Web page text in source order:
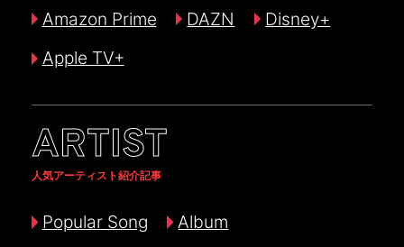
Amazon Prime
DAZN
Disney+
Apple TV+
ARTIST
人気アーティスト紹介記事
Popular Song Album